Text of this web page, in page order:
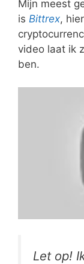
Mijn meest
is Bittrex,
video laat ik
ben.
Let op!